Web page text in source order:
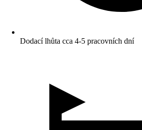
Dodací lhůta cca 4-5 pracovních dní